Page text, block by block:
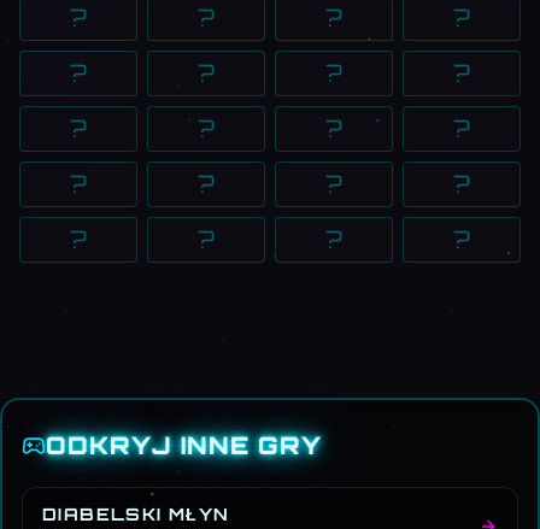
?
? ?
?
?
? ?
?
?
? ?
?
?
? ?
?
?
? ? ?
ODKRYJ INNE GRY
DIABELSKI MŁYN